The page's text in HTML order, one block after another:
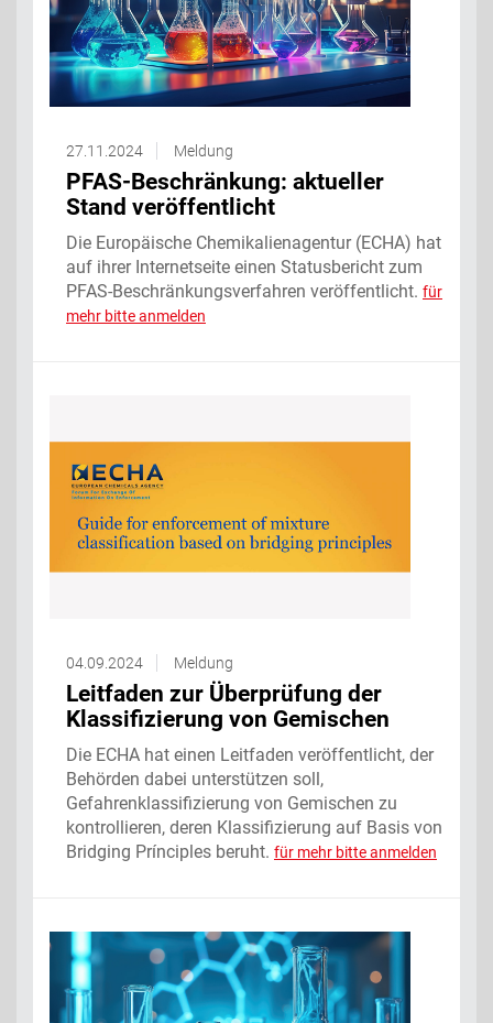
27.11.2024 Meldung
PFAS-Beschränkung: aktueller
Stand veröffentlicht
Die Europäische Chemikalienagentur (ECHA) hat
auf ihrer Internetseite einen Statusbericht zum
PFAS-Beschränkungsverfahren veröffentlicht. für
mehr bitte anmelden
04.09.2024 Meldung
Leitfaden zur Überprüfung der
Klassifizierung von Gemischen
Die ECHA hat einen Leitfaden veröffentlicht, der
Behörden dabei unterstützen soll,
Gefahrenklassifizierung von Gemischen zu
kontrollieren, deren Klassifizierung auf Basis von
Bridging Prínciples beruht. für mehr bitte anmelden